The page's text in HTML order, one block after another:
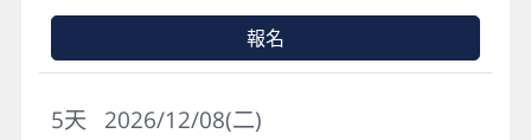
報名
2026/12/08(二)
5天